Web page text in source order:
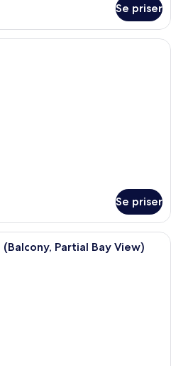
Se priser
Ett modernt hotellrum med en stor
Se priser
Ett modernt hotellrum med en stor
Partial Bay View)